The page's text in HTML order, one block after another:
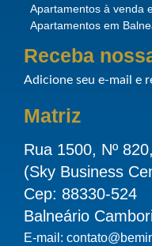
Apartamentos à venda
Apartamentos em
Receba
Adicione seu e-mail e
Matriz
Rua 1500, Nº
(Sky Business
Cep: 88330-524
Balneário
E-mail: